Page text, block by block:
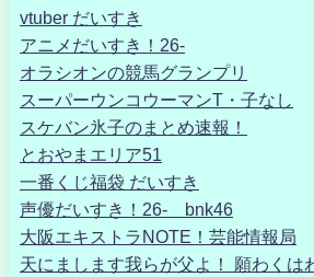
vtuber だいすき
アニメだいすき！26-
オラシオンの競馬グランプリ
スーパーウンコウーマンT・子なし
スケバン氷子のまとめ速報！
とおやまエリア51
一番くじ福袋 だいすき
声優だいすき！26- bnk46
大阪エキストラNOTE！芸能情報局
天にまします我らが父よ！ 願わくは